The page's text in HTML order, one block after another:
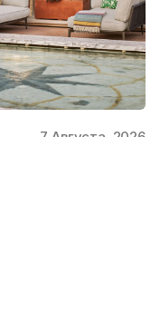
7 Августа, 2026